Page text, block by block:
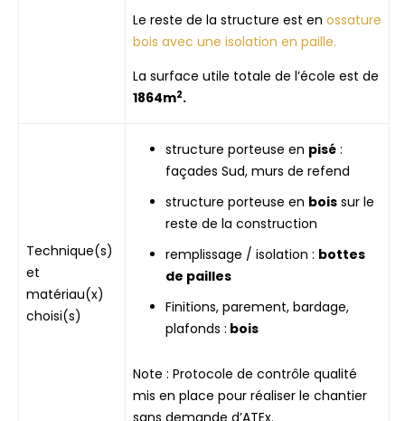
Le reste de la structure est en ossature
bois avec une isolation en paille.
La surface utile totale de l’école est de
1864m2.
Technique(s)
et
matériau(x)
choisi(s)
structure porteuse en pisé :
façades Sud, murs de refend
structure porteuse en bois sur le
reste de la construction
remplissage / isolation : bottes
de pailles
Finitions, parement, bardage,
plafonds : bois
Note : Protocole de contrôle qualité
mis en place pour réaliser le chantier
sans demande d’ATEx.